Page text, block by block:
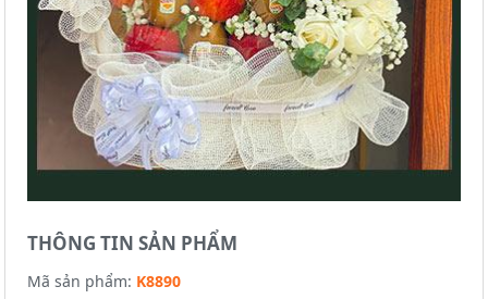
THÔNG TIN SẢN PHẨM
Mã sản phẩm: K8890